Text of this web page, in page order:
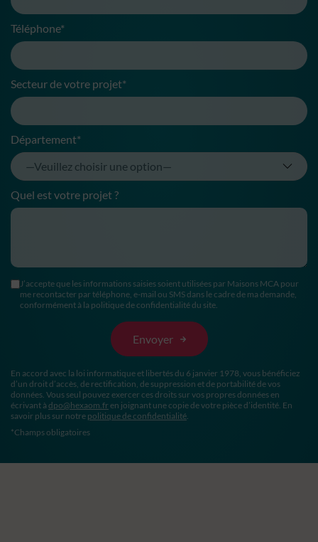
Téléphone*
Secteur de votre projet*
Département*
Quel est votre projet ?
J’accepte que les informations saisies soient utilisées par Maisons MCA pour
me recontacter par téléphone, e-mail ou SMS dans le cadre de ma demande,
conformément à la politique de confidentialité du site.
En accord avec la loi informatique et libertés du 6 janvier 1978, vous bénéficiez
d’un droit d’accès, de rectification, de suppression et de portabilité de vos
données. Vous seul pouvez exercer ces droits sur vos propres données en
écrivant à dpo@hexaom.fr en joignant une copie de votre pièce d’identité. En
savoir plus sur notre politique de confidentialité.
*Champs obligatoires